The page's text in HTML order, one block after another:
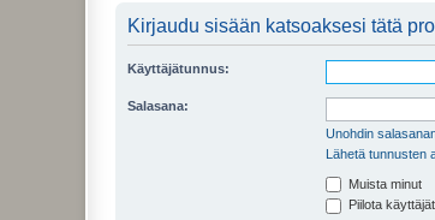
Kirjaudu sisään katsoaksesi tätä
Käyttäjätunnus:
Salasana:
Unohdin
Lähetä tunnusten
Muista minut
Piilota